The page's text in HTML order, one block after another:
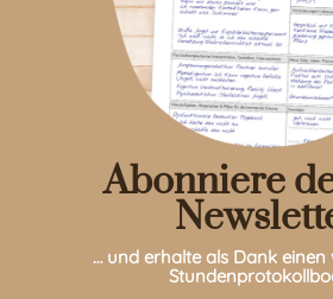
Abonniere
… und erhalte als Dank